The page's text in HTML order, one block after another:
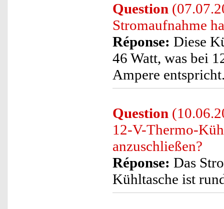
Question
Stromaufnahme
Réponse: Diese
46 Watt, was bei
Ampere
Question
12-V-Thermo-
anzuschließen?
Réponse: Das
Kühltasche ist